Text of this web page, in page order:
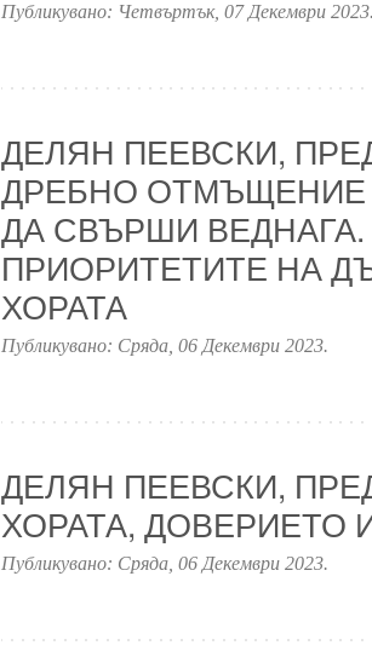
Публикувано: Четвъртък, 07 Декември 2023
ДЕЛЯН ПЕЕВСКИ,
ДРЕБНО ОТМЪЩЕНИЕ
ДА СВЪРШИ
ПРИОРИТЕТИТЕ НА
ХОРАТА
Публикувано: Сряда, 06 Декември 2023.
ДЕЛЯН ПЕЕВСКИ,
ХОРАТА, ДОВЕРИЕТО
Публикувано: Сряда, 06 Декември 2023.